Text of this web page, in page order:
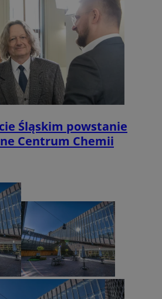
Śląskim powstanie
Centrum Chemii